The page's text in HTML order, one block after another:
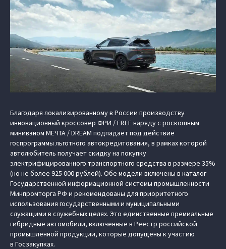
Благодаря локализированному в России производству
инновационный кроссовер ФРИ / FREE наряду с роскошным
минивэном МЕЧТА / DREAM подпадает под действие
госпрограммы льготного автокредитования, в рамках которой
автолюбитель получает скидку на покупку
электрифицированного транспортного средства в размере 35%
(но не более 925 000 рублей). Обе модели включены в каталог
Государственной информационной системы промышленности
Минпромторга РФ и рекомендованы для приоритетного
использования государственными и муниципальными
служащими в служебных целях. Это единственные премиальные
гибридные автомобили, включенные в Реестр российской
промышленной продукции, которые допущены к участию
в Госзакупках.